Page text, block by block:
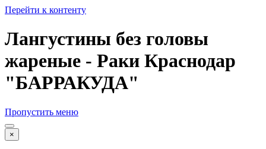
Перейти к контенту
Лангустины без головы
жареные - Раки Краснодар
"БАРРАКУДА"
Пропустить меню
×